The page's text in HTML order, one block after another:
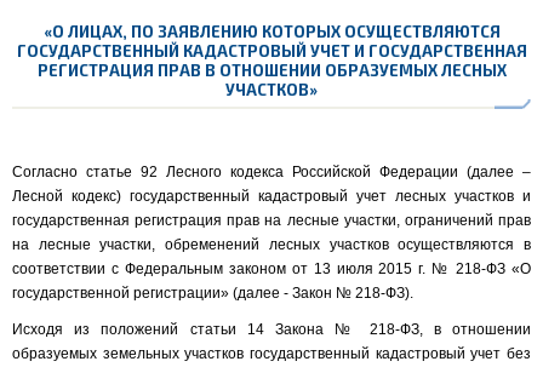
«О ЛИЦАХ, ПО ЗАЯВЛЕНИЮ КОТОРЫХ ОСУЩЕСТВЛЯЮТСЯ
ГОСУДАРСТВЕННЫЙ КАДАСТРОВЫЙ УЧЕТ И ГОСУДАРСТВЕННАЯ
РЕГИСТРАЦИЯ ПРАВ В ОТНОШЕНИИ ОБРАЗУЕМЫХ ЛЕСНЫХ
УЧАСТКОВ»
Согласно статье 92 Лесного кодекса Российской Федерации (далее –
Лесной кодекс) государственный кадастровый учет лесных участков и
государственная регистрация прав на лесные участки, ограничений прав
на лесные участки, обременений лесных участков осуществляются в
соответствии с Федеральным законом от 13 июля 2015 г. № 218-ФЗ «О
государственной регистрации» (далее - Закон № 218-ФЗ).
Исходя из положений статьи 14 Закона № 218-ФЗ, в отношении
образуемых земельных участков государственный кадастровый учет без